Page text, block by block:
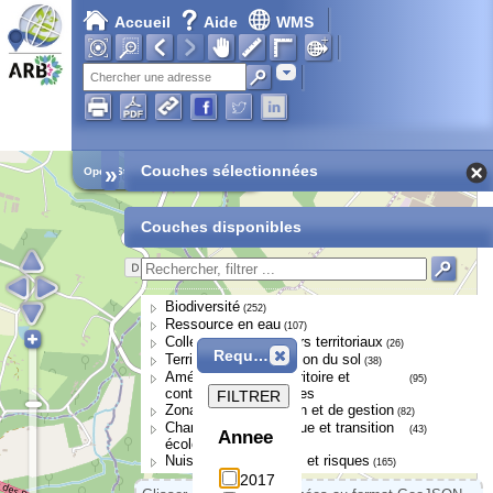
Accueil Aide WMS
Adresse
Open Street Map
» Couches sélectionnées
Couches disponibles
Biodiversité (252)
Ressource en eau (107)
Collectivités et acteurs territoriaux (26)
Territoires et occupation du sol (38)
Aménagement du territoire et
continuités écologiques
(95)
Zonages de protection et de gestion (82)
Changement climatique et transition
écologique
(43)
Nuisances, pressions et risques (165)
Requête
Annee
2017
FILTRER